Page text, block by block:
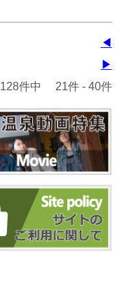
◀
▶
128件中 21件 - 40件